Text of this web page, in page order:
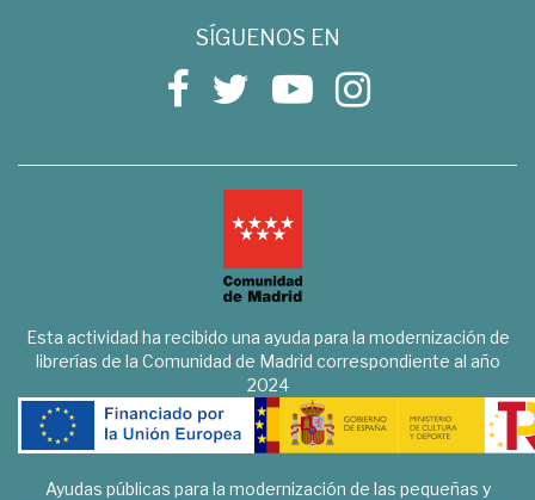
SÍGUENOS EN
Esta actividad ha recibido una ayuda para la modernización de
librerías de la Comunidad de Madrid correspondiente al año
2024
Ayudas públicas para la modernización de las pequeñas y